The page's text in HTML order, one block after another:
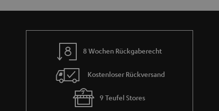
m
8 Wochen Rückgaberecht
Kostenloser Rückversand
9 Teufel Stores